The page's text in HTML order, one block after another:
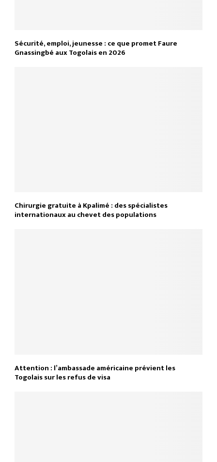
Sécurité, emploi, jeunesse : ce que promet Faure
Gnassingbé aux Togolais en 2026
Chirurgie gratuite à Kpalimé : des spécialistes
internationaux au chevet des populations
Attention : l’ambassade américaine prévient les
Togolais sur les refus de visa